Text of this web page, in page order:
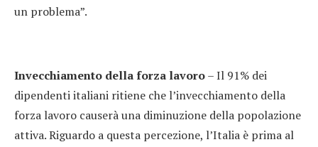
un problema”.
Invecchiamento della forza lavoro– Il 91% dei
dipendenti italiani ritiene che l’invecchiamento della
forza lavoro causerà una diminuzione della popolazione
attiva. Riguardo a questa percezione, l’Italia è prima al